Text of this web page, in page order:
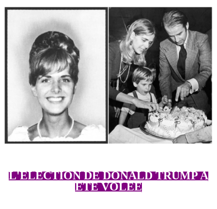
L'ÉLECTION DE DONALD TRUMP A
ÉTÉ VOLÉE